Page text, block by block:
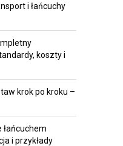
i łańcuchy
koszty i
krok po kroku –
i przykłady